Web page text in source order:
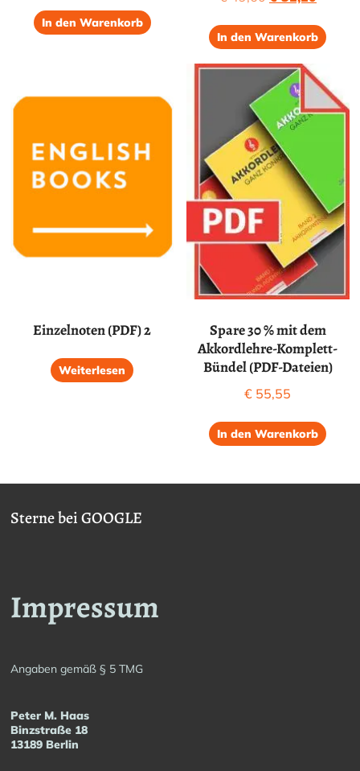
In den Warenkorb
5.00
war:
ist:
In den Warenkorb
Einzelnoten (PDF) 2
Weiterlesen
Spare 30 % mit dem
Akkordlehre-Komplett-
Bündel (PDF-Dateien)
€ 55,55
In den Warenkorb
Sterne bei GOOGLE
Impressum
Angaben gemäß § 5 TMG
Peter M. Haas
Binzstraße 18
13189 Berlin